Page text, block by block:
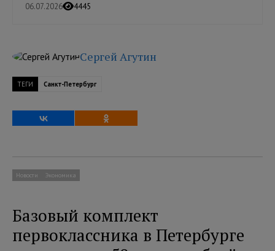
06.07.2026 4445
Сергей Агутин
ТЕГИ Санкт-Петербург
Новости Экономика
Базовый комплект
первоклассника в Петербурге